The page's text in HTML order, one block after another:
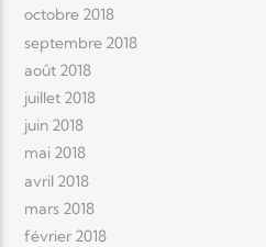
octobre 2018
septembre 2018
août 2018
juillet 2018
juin 2018
mai 2018
avril 2018
mars 2018
février 2018